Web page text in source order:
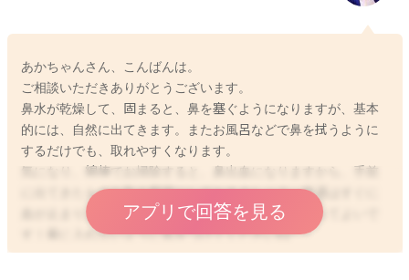
あかちゃんさん、こんばんは。
ご相談いただきありがとうございます。
鼻水が乾燥して、固まると、鼻を塞ぐようになりますが、基本
的には、自然に出てきます。またお風呂などで鼻を拭うように
するだけでも、取れやすくなります。
気になり、綿棒でお掃除すると、鼻出血になりますから、手前
に出てきたものを取る程度にしておきましょう。普通はすぐに
血が止まりますから、手前に来たものは、綿棒で取ってよいで
す！奥に入れないように気をつけてくださいね^_^
アプリで回答を見る